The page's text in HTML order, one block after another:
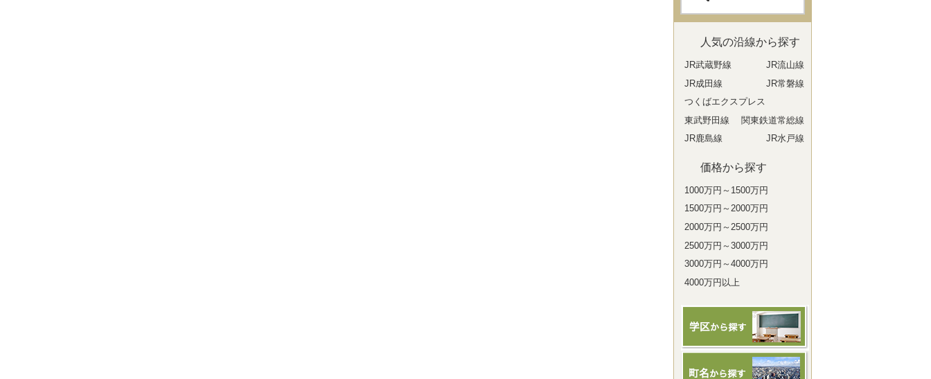
人気の沿線から探す
JR武蔵野線
JR流山線
JR成田線
JR常磐線
つくばエクスプレス
東武野田線
関東鉄道常総線
JR鹿島線
JR水戸線
価格から探す
1000万円～1500万円
1500万円～2000万円
2000万円～2500万円
2500万円～3000万円
3000万円～4000万円
4000万円以上